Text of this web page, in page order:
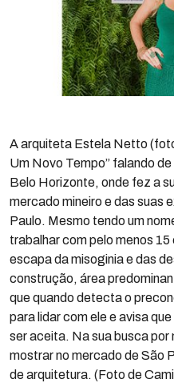
A arquiteta Estela Netto
Um Novo Tempo” falando
Belo Horizonte, onde fez a
mercado mineiro e das suas
Paulo. Mesmo tendo um
trabalhar com pelo menos
escapa da misoginia e das
construção, área
que quando detecta o
para lidar com ele e avisa
ser aceita. Na sua busca
mostrar no mercado de São
de arquitetura. (Foto de